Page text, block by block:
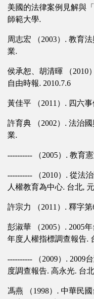
美國的法律案例見解與
師範大學.
周志宏 （2003）. 教育
業.
侯承恕、胡清暉 （2010
自由時報. 2010.7.6
黃佳平 （2011）. 四六
許育典 （2002）. 法治
業.
---------- （2005）. 教育
---------- （2010）. 從法
人權教育為中心. 台北,
許宗力 （2011）. 釋字第
彭淑華 （2005）. 2005
年度人權指標調查報告.
---------- （2009）. 2009
度調查報告. 高永光. 台
馮燕 （1998）. 中華民